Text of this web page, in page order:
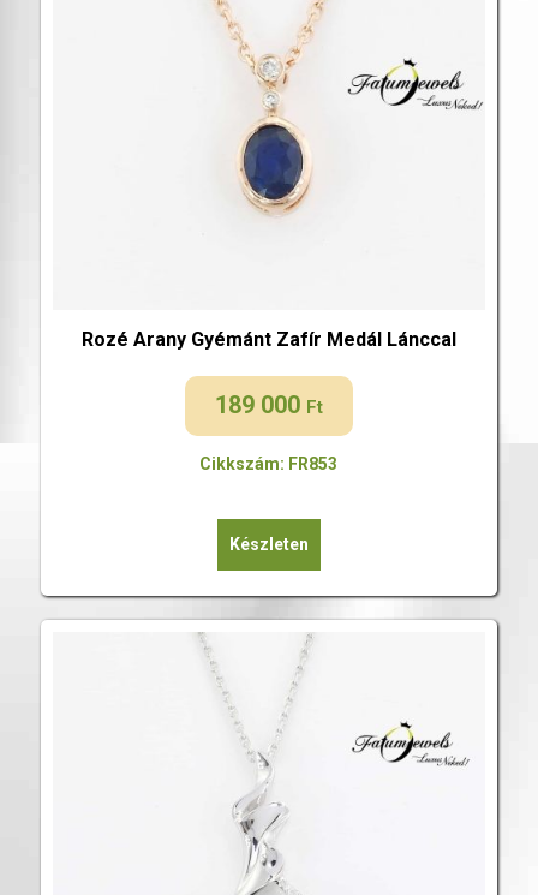
Rozé Arany Gyémánt Zafír Medál Lánccal
189 000 Ft
Cikkszám: FR853
Készleten